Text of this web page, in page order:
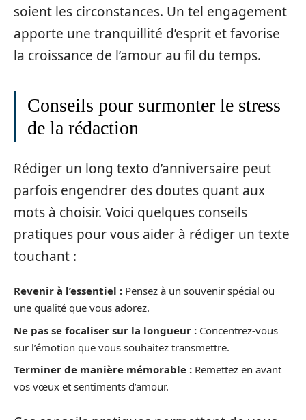
soient les circonstances. Un tel engagement
apporte une tranquillité d’esprit et favorise
la croissance de l’amour au fil du temps.
Conseils pour surmonter le stress
de la rédaction
Rédiger un long texto d’anniversaire peut
parfois engendrer des doutes quant aux
mots à choisir. Voici quelques conseils
pratiques pour vous aider à rédiger un texte
touchant :
Revenir à l’essentiel : Pensez à un souvenir spécial ou
une qualité que vous adorez.
Ne pas se focaliser sur la longueur : Concentrez-vous
sur l’émotion que vous souhaitez transmettre.
Terminer de manière mémorable : Remettez en avant
vos vœux et sentiments d’amour.